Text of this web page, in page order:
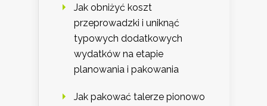
Jak obniżyć koszt
przeprowadzki i uniknąć
typowych dodatkowych
wydatków na etapie
planowania i pakowania
Jak pakować talerze pionowo